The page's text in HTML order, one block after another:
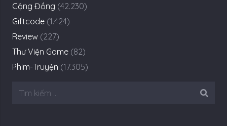
Cộng Đồng (42.230)
Giftcode (1.424)
Review (227)
Thư Viện Game (82)
Phim-Truyện (17.305)
Tìm